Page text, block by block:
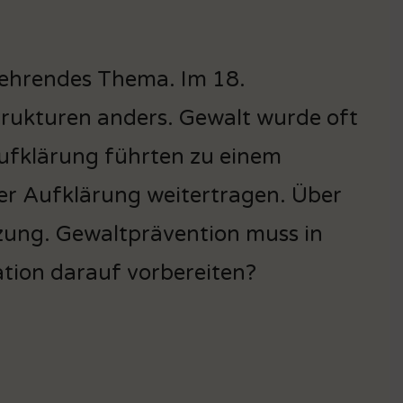
Thema. Im 18.
anders. Gewalt wurde oft
führten zu einem
Aufklärung weitertragen. Über
Gewaltprävention muss in
darauf vorbereiten?